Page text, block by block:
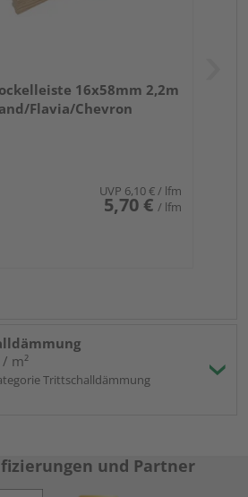
16x58mm 2,2m
Flavia/Chevron
UVP 6,10 €/ lfm
5,70 € / lfm
m²
Trittschalldämmung
und Partner